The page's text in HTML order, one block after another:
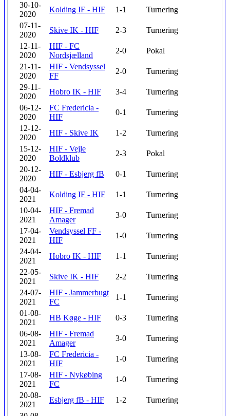
30-10-
2020
Kolding IF - HIF 1-1
Turnering
07-11-
2020
Skive IK - HIF 2-3
Turnering
12-11-
2020
HIF - FC
Nordsjælland
2-0
Pokal
21-11-
2020
HIF - Vendsyssel
FF
2-0
Turnering
29-11-
2020
Hobro IK - HIF 3-4
Turnering
06-12-
2020
FC Fredericia -
HIF
0-1
Turnering
12-12-
2020
HIF - Skive IK 1-2
Turnering
15-12-
2020
HIF - Vejle
Boldklub
2-3
Pokal
20-12-
2020
HIF - Esbjerg fB 0-1
Turnering
04-04-
2021
Kolding IF - HIF 1-1
Turnering
10-04-
2021
HIF - Fremad
Amager
3-0
Turnering
17-04-
2021
Vendsyssel FF -
HIF
1-0
Turnering
24-04-
2021
Hobro IK - HIF 1-1
Turnering
22-05-
2021
Skive IK - HIF 2-2
Turnering
24-07-
2021
HIF - Jammerbugt
FC
1-1
Turnering
01-08-
2021
HB Køge - HIF 0-3
Turnering
06-08-
2021
HIF - Fremad
Amager
3-0
Turnering
13-08-
2021
FC Fredericia -
HIF
1-0
Turnering
17-08-
2021
HIF - Nykøbing
FC
1-0
Turnering
20-08-
2021
Esbjerg fB - HIF 1-2
Turnering